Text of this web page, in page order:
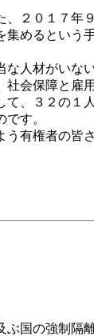
２０１７年
めるという
人材がいな
会保障と雇
、３２の１
す。
有権者の皆さ
国の強制隔